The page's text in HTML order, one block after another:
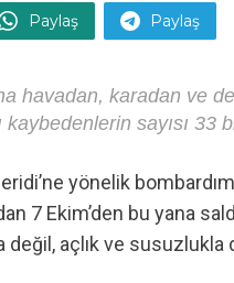
Paylaş Paylaş
havadan, karadan ve
kaybedenlerin sayısı 33
yönelik
7 Ekim’den bu yana
açlık ve susuzlukla